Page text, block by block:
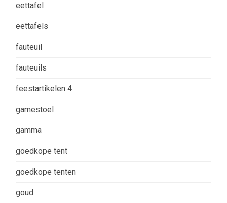
eettafel
eettafels
fauteuil
fauteuils
feestartikelen 4
gamestoel
gamma
goedkope tent
goedkope tenten
goud